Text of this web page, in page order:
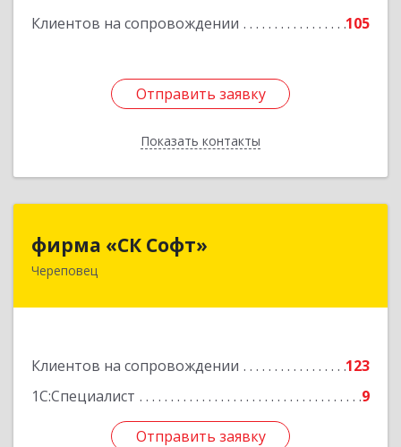
Клиентов на сопровождении 105
Отправить заявку
Показать контакты
Отправить заявку
Назад
фирма «СК Софт»
Череповец
Клиентов на сопровождении
123
1С:Специалист
9
Отправить заявку
162612, Вологодская обл, г.о. город Череповец,
Подробнее
Отправить заявку